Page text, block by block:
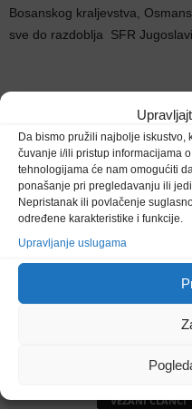
Da bismo pružili najbolje
čuvanje i/ili pristup informacijama
tehnologijama će nam omogućiti
ponašanje pri pregledavanju ili
Nepristanak ili povlačenje
određene karakteristike i funkcije.
Upravljanje uslugama
Bosanskog kraljevstva,
sve do razdoblja SFR
Prethodni članak
politika
VEZANI ČLANCI